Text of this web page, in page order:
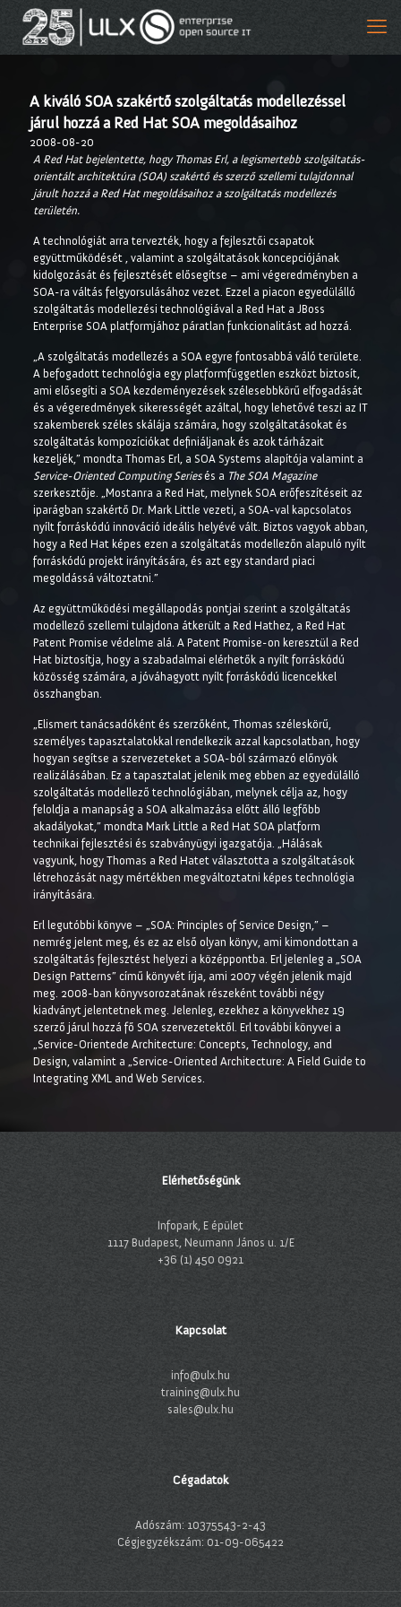
A kiváló SOA szakértő szolgáltatás modellezéssel
járul hozzá a Red Hat SOA megoldásaihoz
2008-08-20
A Red Hat bejelentette, hogy Thomas Erl, a legismertebb szolgáltatás-
orientált architektúra (SOA) szakértő és szerző szellemi tulajdonnal
járult hozzá a Red Hat megoldásaihoz a szolgáltatás modellezés
területén.
A technológiát arra tervezték, hogy a fejlesztői csapatok
együttműködését , valamint a szolgáltatások koncepciójának
kidolgozását és fejlesztését elősegítse – ami végeredményben a
SOA-ra váltás felgyorsulásához vezet. Ezzel a piacon egyedülálló
szolgáltatás modellezési technológiával a Red Hat a JBoss
Enterprise SOA platformjához páratlan funkcionalitást ad hozzá.
„A szolgáltatás modellezés a SOA egyre fontosabbá váló területe.
A befogadott technológia egy platformfüggetlen eszközt biztosít,
ami elősegíti a SOA kezdeményezések szélesebbkörű elfogadását
és a végeredmények sikerességét azáltal, hogy lehetővé teszi az IT
szakemberek széles skálája számára, hogy szolgáltatásokat és
szolgáltatás kompozíciókat definiáljanak és azok tárházait
kezeljék,” mondta Thomas Erl, a SOA Systems alapítója valamint a
Service-Oriented Computing Seriesés a The SOA Magazine
szerkesztője. „Mostanra a Red Hat, melynek SOA erőfeszítéseit az
iparágban szakértő Dr. Mark Little vezeti, a SOA-val kapcsolatos
nyílt forráskódú innováció ideális helyévé vált. Biztos vagyok abban,
hogy a Red Hat képes ezen a szolgáltatás modellezőn alapuló nyílt
forráskódú projekt irányítására, és azt egy standard piaci
megoldássá változtatni.”
Az együttműködési megállapodás pontjai szerint a szolgáltatás
modellező szellemi tulajdona átkerült a Red Hathez, a Red Hat
Patent Promise védelme alá. A Patent Promise-on keresztül a Red
Hat biztosítja, hogy a szabadalmai elérhetők a nyílt forráskódú
közösség számára, a jóváhagyott nyílt forráskódú licencekkel
összhangban.
„Elismert tanácsadóként és szerzőként, Thomas széleskörű,
személyes tapasztalatokkal rendelkezik azzal kapcsolatban, hogy
hogyan segítse a szervezeteket a SOA-ból származó előnyök
realizálásában. Ez a tapasztalat jelenik meg ebben az egyedülálló
szolgáltatás modellező technológiában, melynek célja az, hogy
feloldja a manapság a SOA alkalmazása előtt álló legfőbb
akadályokat,” mondta Mark Little a Red Hat SOA platform
technikai fejlesztési és szabványügyi igazgatója. „Hálásak
vagyunk, hogy Thomas a Red Hatet választotta a szolgáltatások
létrehozását nagy mértékben megváltoztatni képes technológia
irányítására.
Erl legutóbbi könyve – „SOA: Principles of Service Design,” –
nemrég jelent meg, és ez az első olyan könyv, ami kimondottan a
szolgáltatás fejlesztést helyezi a középpontba. Erl jelenleg a „SOA
Design Patterns” című könyvét írja, ami 2007 végén jelenik majd
meg. 2008-ban könyvsorozatának részeként további négy
kiadványt jelentetnek meg. Jelenleg, ezekhez a könyvekhez 19
szerző járul hozzá fő SOA szervezetektől. Erl további könyvei a
„Service-Orientede Architecture: Concepts, Technology, and
Design, valamint a „Service-Oriented Architecture: A Field Guide to
Integrating XML and Web Services.
Elérhetőségünk
Infopark, E épület
1117 Budapest, Neumann János u. 1/E
+36 (1) 450 0921
Kapcsolat
info@ulx.hu
training@ulx.hu
sales@ulx.hu
Cégadatok
Adószám: 10375543-2-43
Cégjegyzékszám: 01-09-065422